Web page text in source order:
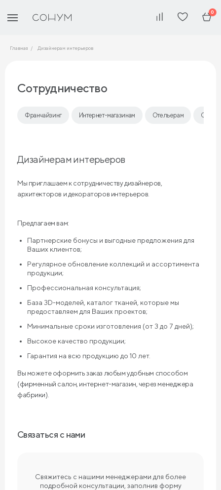
0
Главная Дизайнерам интерьеров
Сотрудничество
Франчайзинг Интернет-магазинам Отельерам
Дизайнерам интерьеров
Мы приглашаем к сотрудничеству дизайнеров,
архитекторов и декораторов интерьеров.
Предлагаем вам:
Партнерские бонусы и выгодные предложения для
Ваших клиентов;
Регулярное обновление коллекций и ассортимента
продукции;
Профессиональная консультация;
База 3D-моделей, каталог тканей, которые мы
предоставляем для Ваших проектов;
Минимальные сроки изготовления (от 3 до 7 дней);
Высокое качество продукции;
Гарантия на всю продукцию до 10 лет.
Вы можете оформить заказ любым удобным способом
(фирменный салон, интернет-магазин, через менеджера
фабрики).
Связаться с нами
Свяжитесь с нашими менеджерами для более
подробной консультации, заполнив форму